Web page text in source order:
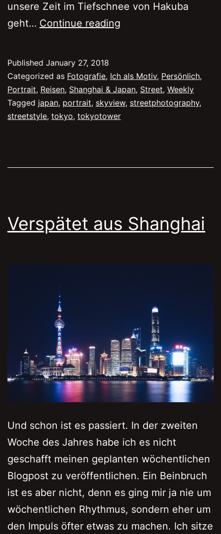
unsere Zeit im Tiefschnee von Hakuba
geht… Continue reading
der
Welt
in
Tokio
Published January 27, 2018
Categorized as Fotografie, Ich als Motiv, Persönlich,
Portrait, Reisen, Shanghai & Japan, Street, Weekly
Tagged japan, portrait, skyview, streetphotography,
streetstyle, tokyo, tokyotower
Verspätet aus Shanghai
Und schon ist es passiert. In der zweiten
Woche des Jahres habe ich es nicht
geschafft meinen geplanten wöchentlichen
Blogpost zu veröffentlichen. Ein Beinbruch
ist es aber nicht, denn es ging mir ja nie um
wöchentlichen Rhythmus, sondern eher um
den Impuls öfter etwas zu machen. Ich sitze